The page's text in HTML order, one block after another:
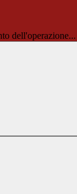
dell'operazione...